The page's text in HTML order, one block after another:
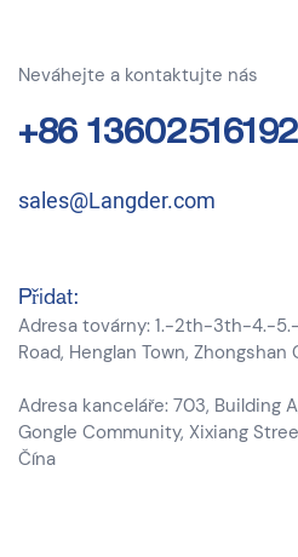
Neváhejte a kontaktujte nás
+86 13602516192
sales@Langder.com
Přidat:
Adresa továrny: 1.-2th-3th-4.-5.-
Road, Henglan Town,
Adresa kanceláře: 703, Building
Gongle Community, Xixiang
Čína